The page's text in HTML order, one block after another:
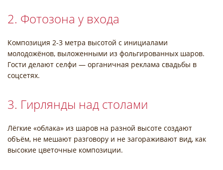
2. Фотозона у входа
Композиция 2-3 метра высотой с инициалами
молодожёнов, выложенными из фольгированных шаров.
Гости делают селфи — органичная реклама свадьбы в
соцсетях.
3. Гирлянды над столами
Лёгкие «облака» из шаров на разной высоте создают
объём, не мешают разговору и не загораживают вид, как
высокие цветочные композиции.